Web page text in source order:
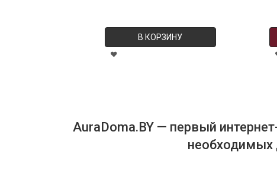
В КОРЗИНУ
AuraDoma.BY — первый
необходимых